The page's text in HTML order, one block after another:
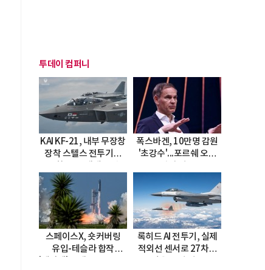
투데이 컴퍼니
KAI KF-21, 내부 무장창
장착 스텔스 전투기로
폭스바겐, 10만명 감원
'초강수'...포르쉐 오너
스페이스X, 숏커버링
유입-테슬라 합작
록히드 AI 전투기, 실제
적외선 센서로 27차례